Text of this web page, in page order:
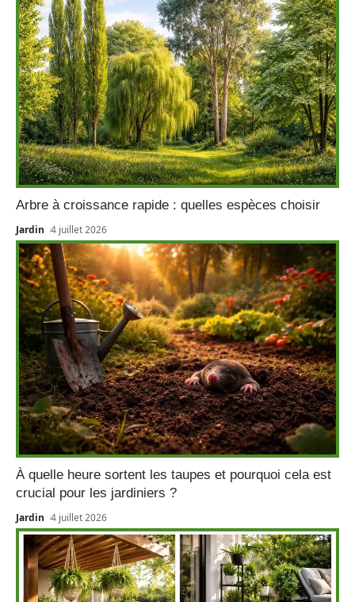
Arbre à croissance rapide : quelles espèces choisir
Jardin 4 juillet 2026
À quelle heure sortent les taupes et pourquoi cela est
crucial pour les jardiniers ?
Jardin 4 juillet 2026